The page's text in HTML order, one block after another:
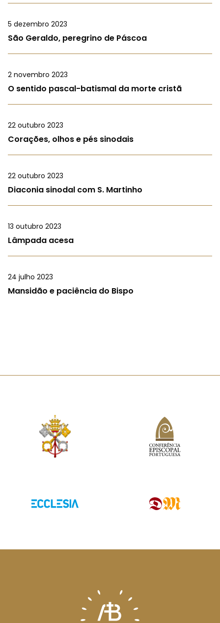
5 dezembro 2023
São Geraldo, peregrino de Páscoa
2 novembro 2023
O sentido pascal-batismal da morte cristã
22 outubro 2023
Corações, olhos e pés sinodais
22 outubro 2023
Diaconia sinodal com S. Martinho
13 outubro 2023
Lâmpada acesa
24 julho 2023
Mansidão e paciência do Bispo